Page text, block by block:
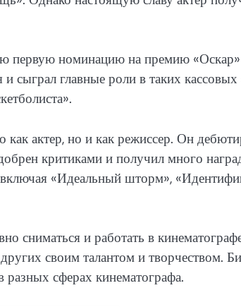
первую номинацию на премию
сыграл главные роли в таких
как актер, но и как режиссер. Он
критиками и получил много
«Идеальный шторм»,
сниматься и работать в
своим талантом и творчеством.
сферах кинематографа.